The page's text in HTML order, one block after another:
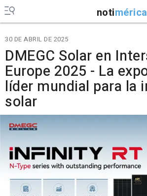
notimérica
30 DE ABRIL DE 2025
DMEGC Solar en
Europe 2025 - La
líder mundial para la
solar